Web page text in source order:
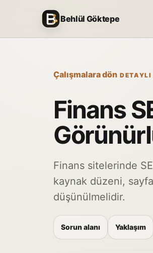
Behlül Göktepe
Çalışmalara dön
Finans
Finans sitelerinde
kaynak düzeni,
düşünülmelidir.
Sorun alanı Yaklaşım